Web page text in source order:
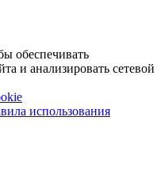
обеспечивать
и анализировать сетевой
использования